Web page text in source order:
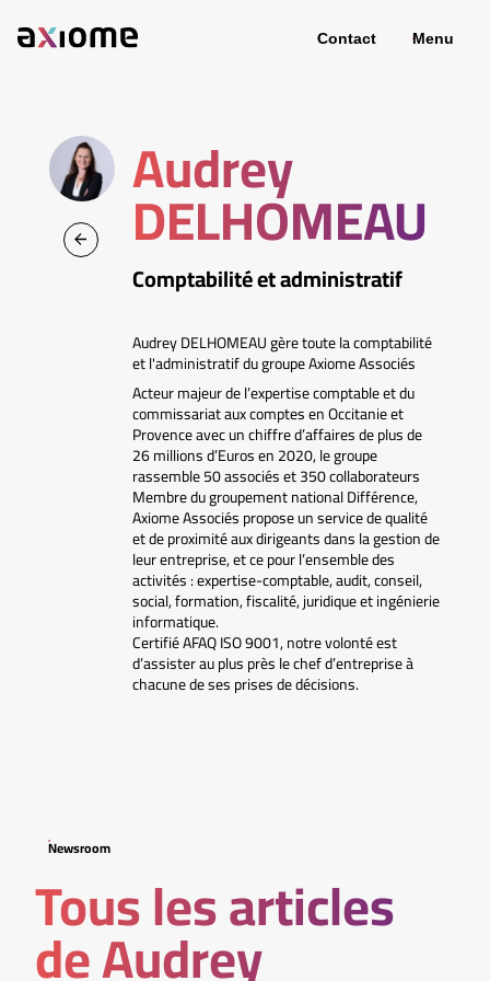
Contact Menu
Audrey
DELHOMEAU
Comptabilité et administratif
Audrey DELHOMEAU gère toute la comptabilité
et l'administratif du groupe Axiome Associés
Acteur majeur de l’expertise comptable et du
commissariat aux comptes en Occitanie et
Provence avec un chiffre d’affaires de plus de
26 millions d’Euros en 2020, le groupe
rassemble 50 associés et 350 collaborateurs
Membre du groupement national Différence,
Axiome Associés propose un service de qualité
et de proximité aux dirigeants dans la gestion de
leur entreprise, et ce pour l’ensemble des
activités : expertise-comptable, audit, conseil,
social, formation, fiscalité, juridique et ingénierie
informatique.
Certifié AFAQ ISO 9001, notre volonté est
d’assister au plus près le chef d’entreprise à
chacune de ses prises de décisions.
Newsroom
Tous les articles
de Audrey